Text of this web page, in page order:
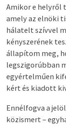
Amikor e helyről
amely az elnöki
hálatelt szívvel
kényszerének
állapítom meg,
legszigorúbban
egyértelműen
kért és kiadott
Ennélfogva a
közismert –